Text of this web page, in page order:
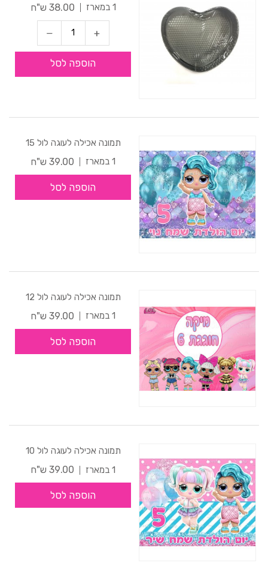
1 במארז
38.00 ש"ח
הוספה לסל
תמונה אכילה לעוגה לול 15
1 במארז
39.00 ש"ח
הוספה לסל
תמונה אכילה לעוגה לול 12
1 במארז
39.00 ש"ח
הוספה לסל
תמונה אכילה לעוגה לול 10
1 במארז
39.00 ש"ח
הוספה לסל